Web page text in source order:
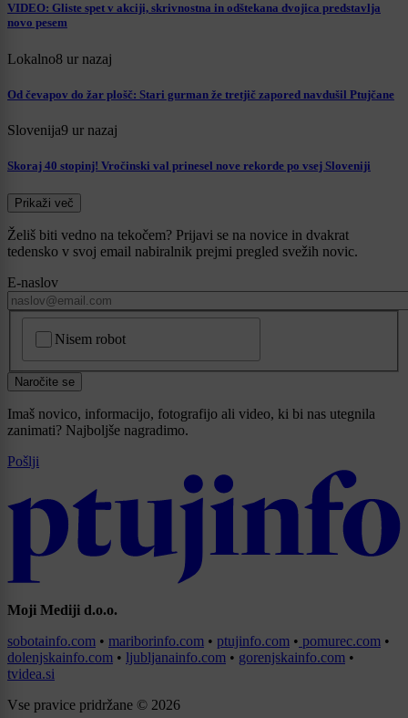
VIDEO: Gliste spet v akciji, skrivnostna in odštekana dvojica predstavlja
novo pesem
Lokalno8 ur nazaj
Od čevapov do žar plošč: Stari gurman že tretjič zapored navdušil Ptujčane
Slovenija9 ur nazaj
Skoraj 40 stopinj! Vročinski val prinesel nove rekorde po vsej Sloveniji
Prikaži več
Želiš biti vedno na tekočem? Prijavi se na novice in dvakrat
tedensko v svoj email nabiralnik prejmi pregled svežih novic.
E-naslov
Nisem robot
Naročite se
Imaš novico, informacijo, fotografijo ali video, ki bi nas utegnila
zanimati? Najboljše nagradimo.
Pošlji
Moji Mediji d.o.o.
sobotainfo.com • mariborinfo.com • ptujinfo.com • pomurec.com •
dolenjskainfo.com • ljubljanainfo.com • gorenjskainfo.com •
tvidea.si
Vse pravice pridržane © 2026